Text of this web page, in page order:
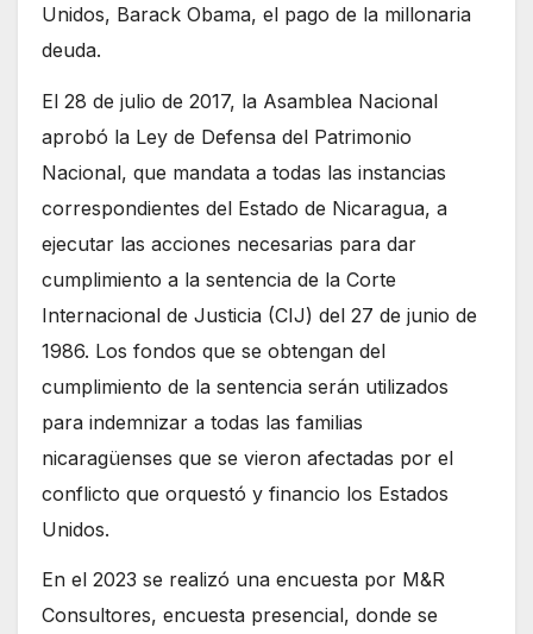
Unidos, Barack Obama, el pago de la millonaria
deuda.
El 28 de julio de 2017, la Asamblea Nacional
aprobó la Ley de Defensa del Patrimonio
Nacional, que mandata a todas las instancias
correspondientes del Estado de Nicaragua, a
ejecutar las acciones necesarias para dar
cumplimiento a la sentencia de la Corte
Internacional de Justicia (CIJ) del 27 de junio de
1986. Los fondos que se obtengan del
cumplimiento de la sentencia serán utilizados
para indemnizar a todas las familias
nicaragüenses que se vieron afectadas por el
conflicto que orquestó y financio los Estados
Unidos.
En el 2023 se realizó una encuesta por M&R
Consultores, encuesta presencial, donde se